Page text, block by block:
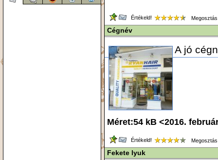
Értékeld!
Cégnév
A jó
Méret:54 kB <2016.
Értékeld!
Fekete lyuk